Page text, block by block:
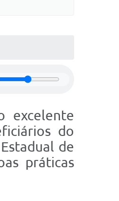
excelente
do
de
práticas